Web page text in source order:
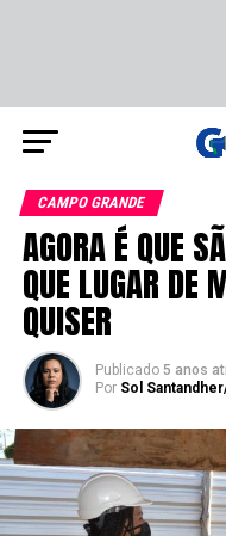
CAMPO GRANDE
AGORA É QUE
QUE LUGAR DE
QUISER
Publicado 5 anos
Por Sol